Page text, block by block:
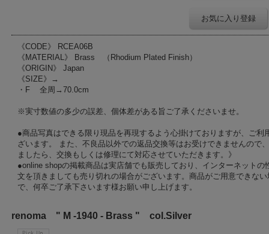
お気に入り登録
《CODE》 RCEA06B
《MATERIAL》 Brass （Rhodium Plated Finish）
《ORIGIN》 Japan
《SIZE》→
・F 全周→70.0cm
※実寸数値の多少の誤差、個体差がある旨ご了承くださいませ。
●商品写真はできる限り現品を再現するよう心掛けておりますが、ご
ざいます。 また、不良品以外での返品交換等はお受けできませんので
ましたら、交換もしくは修理にて対応させていただきます。》
●online shopの掲載商品は実店舗でも販売しており、インターネット
文を頂きましても売り切れの場合がございます。商品がご用意できな
で、何卒ご了承下さいます様お願い申し上げます。
renoma " M -1940 - Brass " col.Silver